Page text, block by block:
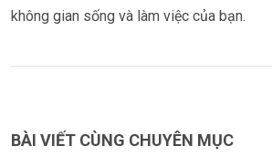
không gian sống và làm việc của bạn.
BÀI VIẾT CÙNG CHUYÊN MỤC